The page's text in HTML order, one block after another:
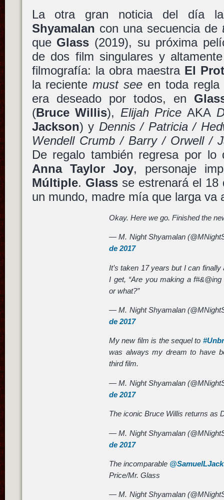
La otra gran noticia del día
Shyamalan con una secuencia de
que Glass (2019), su próxima
de dos film singulares y
filmografía: la obra maestra El
la recientemust see en toda regla
era deseado por todos, en
(Bruce Willis), Elijah Price AKA
Jackson) y Dennis / Patricia /
Wendell Crumb / Barry / Orwell /
De regalo también regresa por
Anna Taylor Joy, personaje
Múltiple. Glassse estrenará el 18
un mundo, madre mía que larga va
Okay. Here we go. Finished the
— M. Night Shyamalan
de 2017
It’s taken 17 years but I can
I get, “Are you making a
or what?”
— M. Night Shyamalan
de 2017
My new film is the sequel to
was always my dream to have
third film.
— M. Night Shyamalan
de 2017
The iconic Bruce Willis returns as
— M. Night Shyamalan
de 2017
The incomparable
Price/Mr. Glass
— M. Night Shyamalan